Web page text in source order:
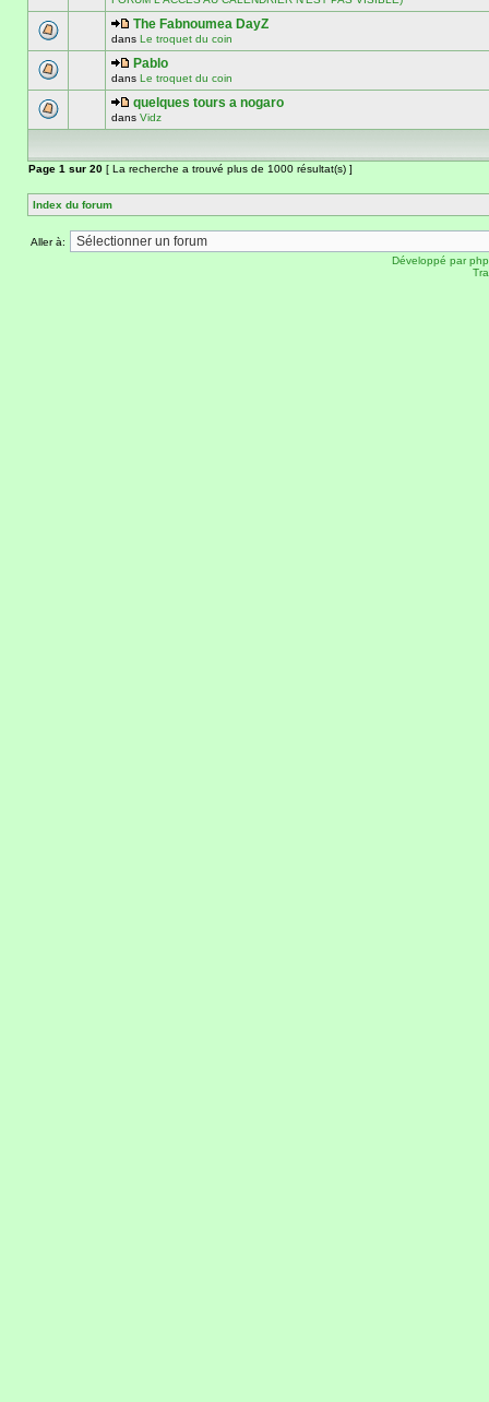
The Fabnoumea DayZ
dans Le troquet du coin
Pablo
dans Le troquet du coin
quelques tours a nogaro
dans Vidz
Page 1 sur 20 [ La recherche a trouvé plus de 1000 résultat(s) ]
Index du forum
Aller à:
Développé par